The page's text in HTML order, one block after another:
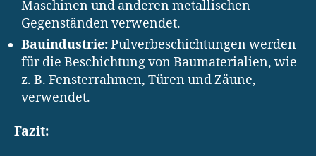
Maschinen und anderen metallischen
Gegenständen verwendet.
Bauindustrie:Pulverbeschichtungen werden
für die Beschichtung von Baumaterialien, wie
z. B. Fensterrahmen, Türen und Zäune,
verwendet.
Fazit: